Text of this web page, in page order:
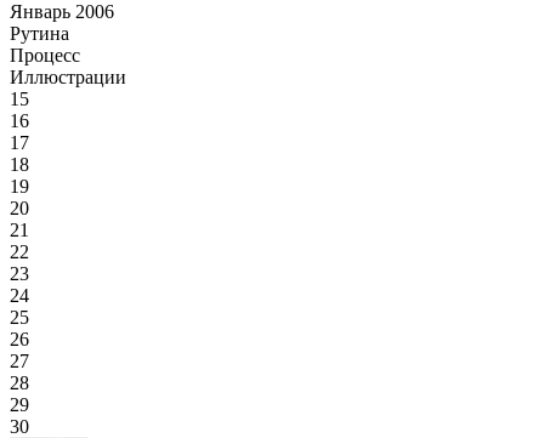
Январь 2006
Рутина
Процесс
Иллюстрации
15
16
17
18
19
20
21
22
23
24
25
26
27
28
29
30